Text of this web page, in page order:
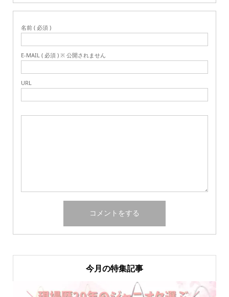
名前 ( 必須 )
E-MAIL ( 必須 ) ※ 公開されません
URL
今月の特集記事